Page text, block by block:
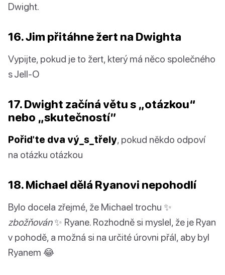
Dwight.
16. Jim přitáhne žert na Dwighta
Vypijte, pokud je to žert, který má něco společného
s Jell-O
17. Dwight začíná větu s „otázkou“
nebo „skutečností”
Pořiďte dva vý_s_třely, pokud někdo odpoví
na otázku otázkou
18. Michael dělá Ryanovi nepohodlí
Bylo docela zřejmé, že Michael trochu ✨
zbožňován✨ Ryane. Rozhodně si myslel, že je Ryan
v pohodě, a možná si na určité úrovni přál, aby byl
Ryanem 😂